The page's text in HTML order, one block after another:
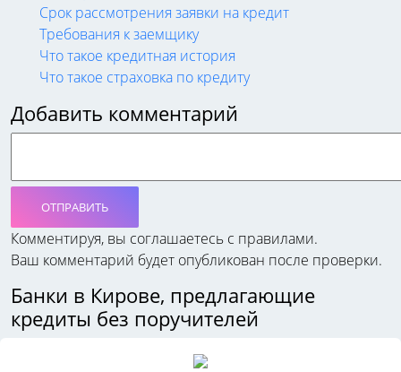
Срок рассмотрения заявки на кредит
Требования к заемщику
Что такое кредитная история
Что такое страховка по кредиту
Добавить комментарий
ОТПРАВИТЬ
Комментируя, вы соглашаетесь c правилами.
Ваш комментарий будет опубликован после проверки.
Банки в Кирове, предлагающие
кредиты без поручителей